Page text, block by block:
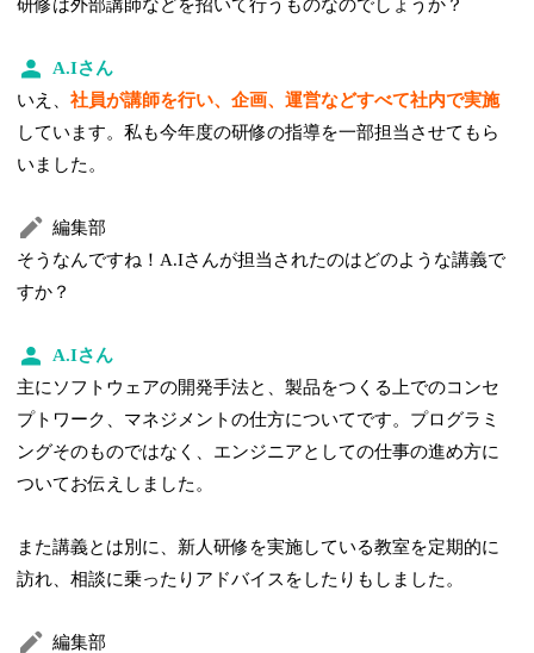
研修は外部講師などを招いて行うものなのでしょうか？
A.Iさん
いえ、社員が講師を行い、企画、運営などすべて社内で実施
しています。私も今年度の研修の指導を一部担当させてもら
いました。
編集部
そうなんですね！A.Iさんが担当されたのはどのような講義で
すか？
A.Iさん
主にソフトウェアの開発手法と、製品をつくる上でのコンセ
プトワーク、マネジメントの仕方についてです。プログラミ
ングそのものではなく、エンジニアとしての仕事の進め方に
ついてお伝えしました。
また講義とは別に、新人研修を実施している教室を定期的に
訪れ、相談に乗ったりアドバイスをしたりもしました。
編集部